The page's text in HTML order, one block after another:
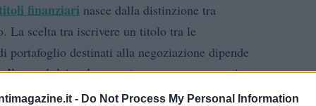
- Do Not Process My Personal Information
finanziari nasce dalla distinzione tra
La scelta tra iscrivere un titolo tra le
portafoglio destinati alla negoziazione dipende
di amministrazionemotivata e coerente con le
economica).